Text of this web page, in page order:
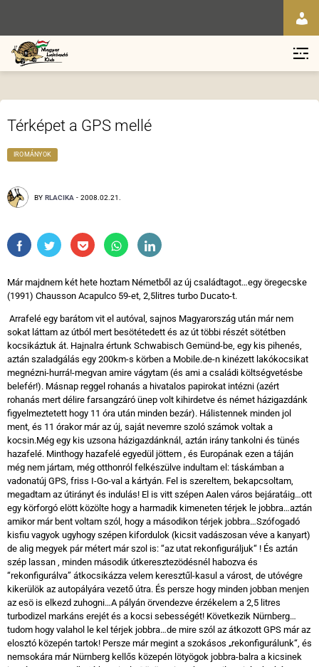
Térképet a GPS mellé
IROMÁNYOK
BY RLACIKA - 2008.02.21.
Már majdnem két hete hoztam Németből az új családtagot…egy öregecske
(1991) Chausson Acapulco 59-et, 2,5litres turbo Ducato-t.
Arrafelé egy barátom vit el autóval, sajnos Magyarország után már nem
sokat láttam az útból mert besötétedett és az út többi részét sötétben
kocsikáztuk át. Hajnalra értunk Schwabisch Gemünd-be, egy kis pihenés,
aztán szaladgálás egy 200km-s körben a Mobile.de-n kinézett lakókocsikat
megnézni-hurrá!-megvan amire vágytam (és ami a családi költségvetésbe
belefér!). Másnap reggel rohanás a hivatalos papirokat intézni (azért
rohanás mert délire farsangzáró ünep volt kihirdetve és német házigazdánk
figyelmeztetett hogy 11 óra után minden bezár). Hálistennek minden jol
ment, és 11 órakor már az új, saját nevemre szoló számok voltak a
kocsin.Még egy kis uzsona házigazdánknál, aztán irány tankolni és tünés
hazafelé. Minthogy hazafelé egyedül jöttem , és Europának ezen a táján
még nem jártam, még otthonról felkészülve indultam el: táskámban a
vadonatúj GPS, friss I-Go-val a kártyán. Fel is szereltem, bekapcsoltam,
megadtam az útirányt és indulás! El is vitt szépen Aalen város bejáratáig…ott
egy körforgó elött közölte hogy a harmadik kimeneten térjek le jobbra…aztán
amikor már bent voltam szól, hogy a másodikon térjek jobbra…Szófogadó
kisfiu vagyok ugyhogy szépen kifordulok (kicsit vadászosan véve a kanyart)
de alig megyek pár métert már szol is: “az utat rekonfiguráljuk“ ! És aztán
szép lassan , minden második útkeresztezödésnél habozva és
“rekonfigurálva” átkocsikázza velem keresztűl-kasul a várost, de utóvégre
kikerülök az autopályára vezető útra. És persze hogy minden jobban menjen
az esö is elkezd zuhogni…A pályán örvendezve érzékelem a 2,5 litres
turbodizel markáns erejét és a kocsi sebességét! Következik Nürnberg…
tudom hogy valahol le kel térjek jobbra…de mire szól az átkozott GPS már az
elosztó közepén tartok! Persze már megint a szokásos „rekonfigurálunk“, és
nemsokára már Nürnberg kellős közepén lötyögok jobbra-balra a kicsinek